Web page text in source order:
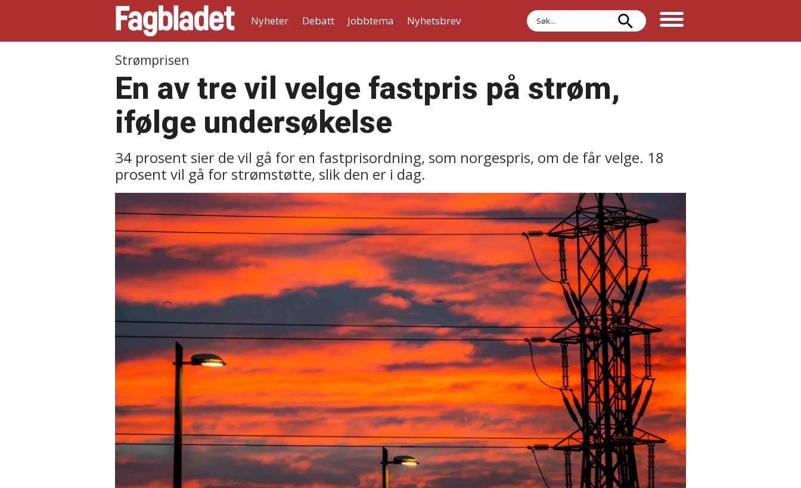
Nyheter Debatt Jobbtema Nyhetsbrev
Søk
Strømprisen
En av tre vil velge fastpris på strøm,
ifølge undersøkelse
34 prosent sier de vil gå for en fastprisordning, som norgespris, om de får velge. 18
prosent vil gå for strømstøtte, slik den er i dag.